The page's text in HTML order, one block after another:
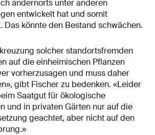
andernorts unter anderen
entwickelt hat und somit
Das könnte den Bestand schwächen.
solcher standortsfremden
auf die einheimischen Pflanzen
vorherzusagen und muss daher
gibt Fischer zu bedenken. «Leider
Saatgut für ökologische
und in privaten Gärten nur auf die
geachtet, aber nicht auf den